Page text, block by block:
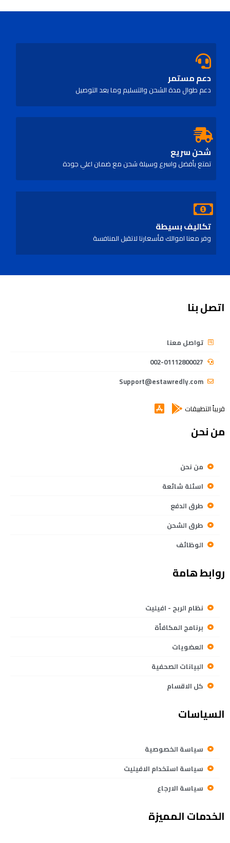
دعم مستمر
دعم طوال مدة الشحن والتسليم وما بعد التوصيل
شحن سريع
تمتع بأفضل واسرع وسيلة شحن مع ضمان اعلي جودة
تكاليف بسيطة
وفر معنا اموالك فأسعارنا لاتقبل المنافسة
اتصل بنا
تواصل معنا
002-01112800027
Support@estawredly.com
قريباً التطبيقات
من نحن
من نحن
اسئلة شائعة
طرق الدفع
طرق الشحن
الوظائف
روابط هامة
نظام الربح - افيليت
برنامج المكافأة
العضويات
البيانات الصحفية
كل الاقسام
السياسات
سياسة الخصوصية
سياسة استخدام الافيليت
سياسة الارجاع
الخدمات المميزة